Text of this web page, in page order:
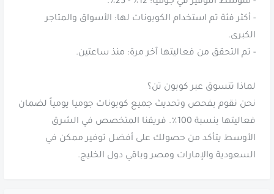
- أكثر فئة تم استخدام الكوبونات لها: الأسواق والمتاجر
نحن نقوم بفحص وتحديث جميع كوبونات جوميا يومياً لضمان
فعاليتها بنسبة 100٪. فريقنا المتخصص في الشرق
الأوسط يتأكد من حصولك على أفضل توفير ممكن في
السعودية والإمارات ومصر وباقي دول الخليج.